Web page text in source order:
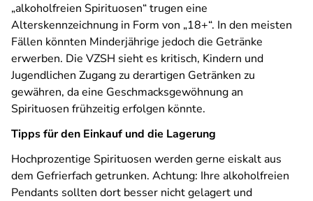
„alkoholfreien Spirituosen“ trugen eine
Alterskennzeichnung in Form von „18+“. In den meisten
Fällen könnten Minderjährige jedoch die Getränke
erwerben. Die VZSH sieht es kritisch, Kindern und
Jugendlichen Zugang zu derartigen Getränken zu
gewähren, da eine Geschmacksgewöhnung an
Spirituosen frühzeitig erfolgen könnte.
Tipps für den Einkauf und die Lagerung
Hochprozentige Spirituosen werden gerne eiskalt aus
dem Gefrierfach getrunken. Achtung: Ihre alkoholfreien
Pendants sollten dort besser nicht gelagert und